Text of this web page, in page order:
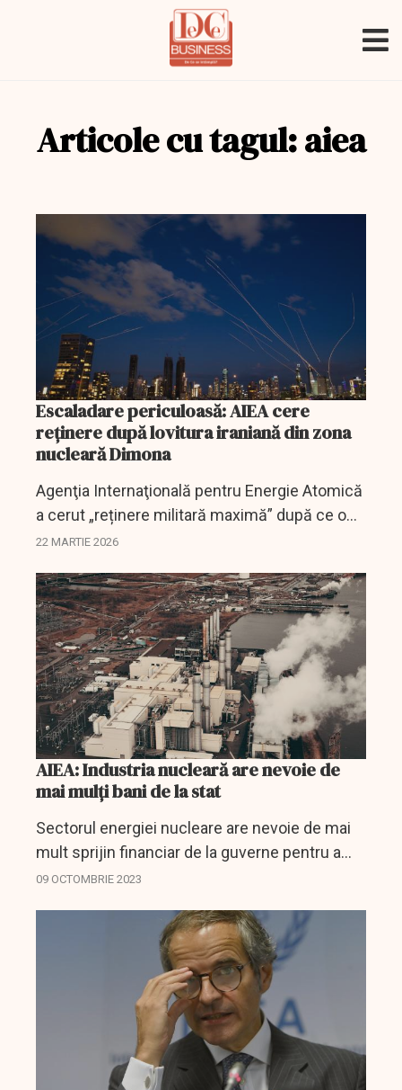
Articole cu tagul: aiea
Escaladare periculoasă: AIEA cere
reținere după lovitura iraniană din zona
nucleară Dimona
Agenţia Internaţională pentru Energie Atomică
a cerut „reținere militară maximă” după ce o
rachetă iraniană a lovit zona Dimona, unde se
22 MARTIE 2026
AIEA: Industria nucleară are nevoie de
mai mulţi bani de la stat
Sectorul energiei nucleare are nevoie de mai
mult sprijin financiar de la guverne pentru a
creşte producţia de electricitate, în condiţiile în
09 OCTOMBRIE 2023